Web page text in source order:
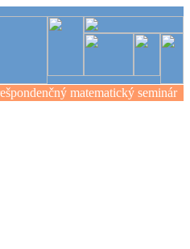
matematický seminár